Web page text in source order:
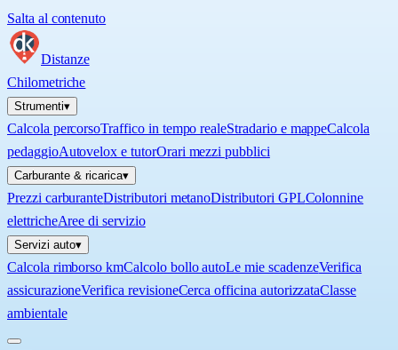
Salta al contenuto
Distanze
Chilometriche
Strumenti▾
Calcola percorsoTraffico in tempo realeStradario e mappeCalcola
pedaggioAutovelox e tutorOrari mezzi pubblici
Carburante & ricarica▾
Prezzi carburanteDistributori metanoDistributori GPLColonnine
elettricheAree di servizio
Servizi auto▾
Calcola rimborso kmCalcolo bollo autoLe mie scadenzeVerifica
assicurazioneVerifica revisioneCerca officina autorizzataClasse
ambientale